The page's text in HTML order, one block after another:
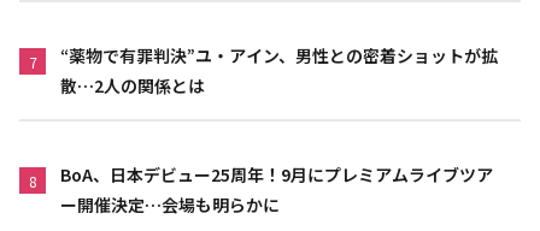
7
“薬物で有罪判決”ユ・アイン、男性との密着ショットが拡
散…2人の関係とは
8
BoA、日本デビュー25周年！9月にプレミアムライブツア
ー開催決定…会場も明らかに